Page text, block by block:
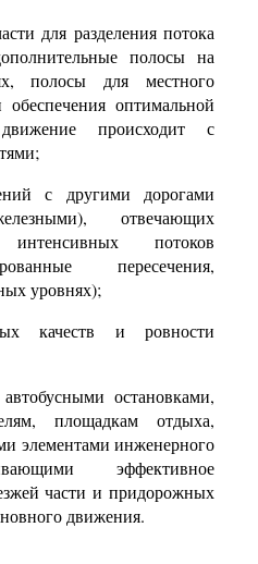
для разделения потока
полосы на
полосы для местного
оптимальной
происходит с
с другими дорогами
отвечающих
потоков
пересечения,
уровнях);
качеств и ровности
остановками,
площадкам отдыха,
элементами инженерного
эффективное
части и придорожных
движения.